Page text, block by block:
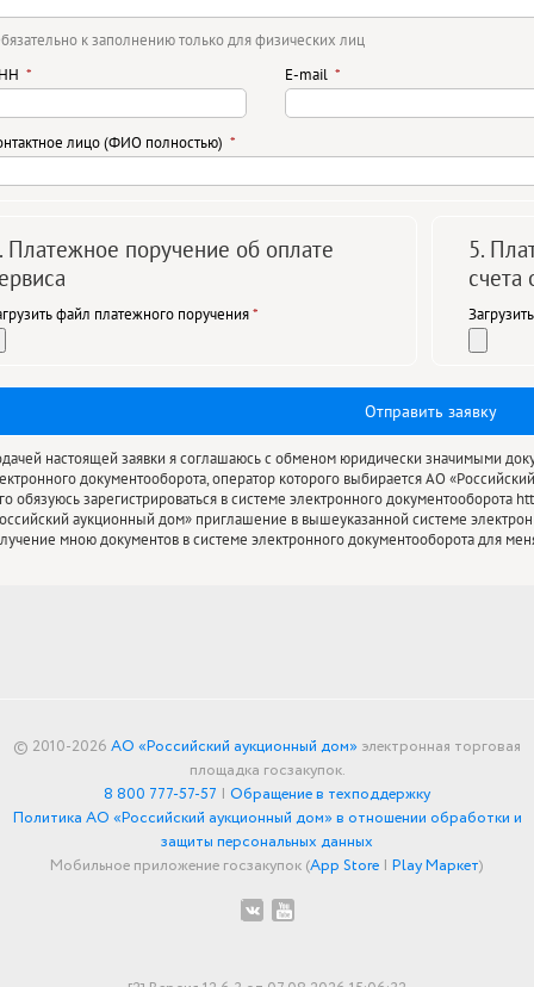
к заполнению только для физических лиц
E-mail
лицо (ФИО полностью)
Платежное поручение об оплате
файл платежного поручения
5.
счета
настоящей заявки я соглашаюсь с обменом юридически значимыми
документооборота, оператор которого выбирается АО
обязуюсь зарегистрироваться в системе электронного документооборота
аукционный дом» приглашение в вышеуказанной системе
мною документов в системе электронного документооборота для
© 2010-2026 АО «Российский аукционный дом» электронная торговая
площадка госзакупок.
8 800 777-57-57 | Обращение в техподдержку
Политика АО «Российский аукционный дом» в отношении обработки и
защиты персональных данных
Мобильное приложение госзакупок (App Store | Play Маркет)